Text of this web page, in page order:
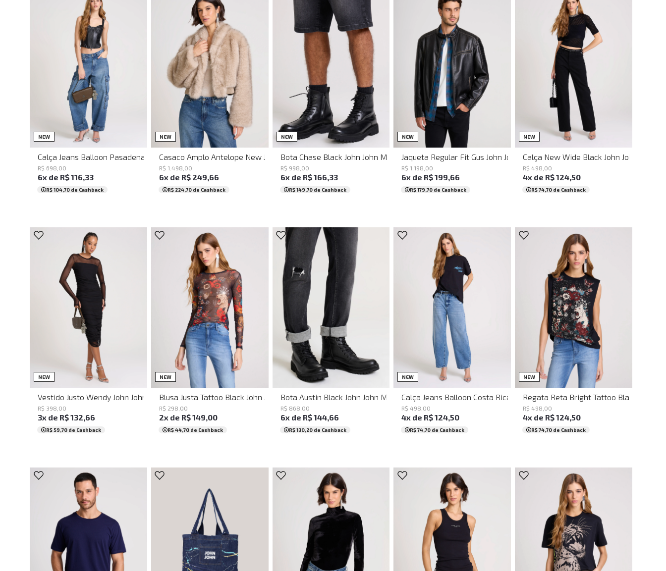
NEW34 38 40 42
Calça Jeans Balloon Pasadena John John Feminina
R$ 698 00
6x de R$116,33
R$ 104,70 de Cashback
NEW P G
Casaco Amplo Antelope New John John Feminino
R$ 1 498 00
6x de R$ 249,66
R$ 224,70de Cashback
NEW 38 39 40 41 43
Bota Chase Black John John Masculina
R$ 998 00
6x de R$166,33
R$ 149,70de Cashback
NEW M GG
Jaqueta Regular Fit Gus John John Masculina
R$ 1 198 00
6x de R$199,66
R$ 179,70 de Cashback
NEW34 36 38 40 42
Calça New Wide Black John John
R$ 498 00
4x de R$124,50
R$ 74,70 de Cashback
NEW PP P
Vestido Justo Wendy John John Feminino
R$ 398 00
3x de R$132,66
R$ 59,70 de Cashback
NEW PP P M G
Blusa Justa Tattoo Black John John Feminina
R$ 298 00
2x de R$149,00
R$ 44,70de Cashback
39 40 41 42 43 44
Bota Austin Black John John Masculina
R$ 868 00
6x de R$144,66
R$ 130,20de Cashback
NEW
34 36 38 40 42
Calça Jeans Balloon Costa Rica John John Feminina
R$ 498 00
4x de R$124,50
R$ 74,70 de Cashback
NEW P M
Regata Reta Bright Tattoo Black John
R$ 498 00
4x de R$124,50
R$ 74,70 de Cashback